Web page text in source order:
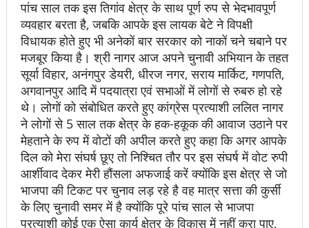
पांच साल तक इस तिगांव क्षेत्र के साथ पूर्ण रुप से भेदभावपूर्ण
व्यवहार बरता है, जबकि आपके इस लायक बेटे ने विपक्षी
विधायक होते हुए भी अनेकों बार सरकार को नाकों चने चबाने पर
मजबूर किया है। श्री नागर आज अपने चुनावी अभियान के तहत
सूर्या विहार, अनंगपुर डेयरी, धीरज नगर, सराय मार्किट, गणपति,
अगवानपुर आदि में पदयात्रा एवं सभाओं में लोगों से रुबरु हो रहे
थे। लोगों को संबोधित करते हुए कांग्रेस प्रत्याशी ललित नागर
ने लोगों से 5 साल तक क्षेत्र के हक-हकूक की आवाज उठाने पर
मेहताने के रुप में वोटों की अपील करते हुए कहा कि अगर आपके
दिल को मेरा संघर्ष छूए तो निश्चित तौर पर इस संघर्ष में वोट रुपी
आर्शीवाद देकर मेरी हौंसला अफजाई करें क्योंकि इस क्षेत्र से जो
भाजपा की टिकट पर चुनाव लड़ रहे है वह मात्र सत्ता की कुर्सी
के लिए चुनावी समर में है क्योंकि पूरे पांच साल से भाजपा
प्रत्याशी कोई एक ऐसा कार्य क्षेत्र के विकास में नहीं करा पाए,